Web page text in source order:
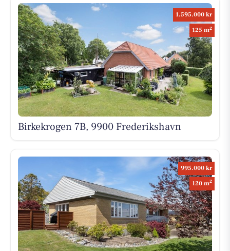
1.595.000 kr
125 m2
Birkekrogen 7B, 9900 Frederikshavn
995.000 kr
120 m2